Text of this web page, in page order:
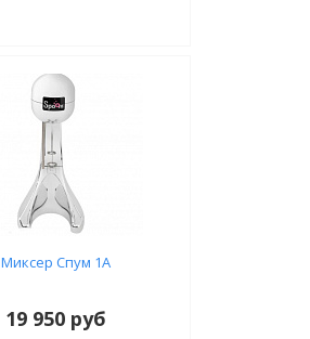
Миксер Спум 1А
19 950 руб